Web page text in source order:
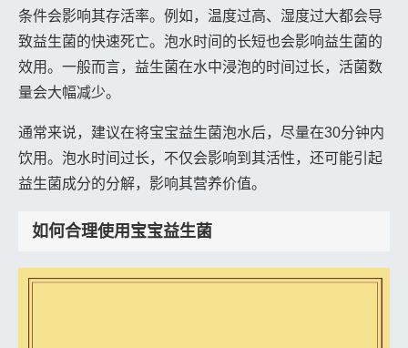
条件会影响其存活率。例如，温度过高、湿度过大都会导
致益生菌的快速死亡。泡水时间的长短也会影响益生菌的
效用。一般而言，益生菌在水中浸泡的时间过长，活菌数
量会大幅减少。
通常来说，建议在将宝宝益生菌泡水后，尽量在30分钟内
饮用。泡水时间过长，不仅会影响到其活性，还可能引起
益生菌成分的分解，影响其营养价值。
如何合理使用宝宝益生菌